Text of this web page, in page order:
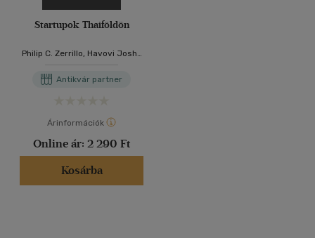
Startupok Thaiföldön
Philip C. Zerrillo, Havovi Joshi,
Antikvár partner
Árinformációk
Online ár: 2 290 Ft
Kosárba